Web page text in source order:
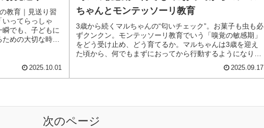
教育｜見送り習
ってらっしゃ
でも、子どもに
めの大切な時間
2025.10.01
ちゃんとモンテッソーリ教育
3歳から続くマルちゃんの“匂いチェック”。お菓子も虫も必
ずクンクン。モンテッソーリ教育でいう「嗅覚の敏感期」
をどう受け止め、どう育てるか。マルちゃんは3歳を迎え
た頃から、何でもまずにおってから行動するようになりま
2025.09.17
次のページ